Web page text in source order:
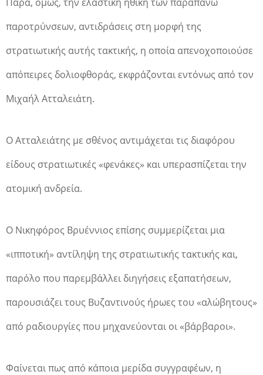
παροτρύνσεων, αντιδράσεις στη μορφή της
στρατιωτικής αυτής τακτικής, η οποία απενοχοποιούσε
απόπειρες δολιοφθοράς, εκφράζονται εντόνως από τον
Μιχαήλ Ατταλειάτη.
Ο Ατταλειάτης με σθένος αντιμάχεται τις διαφόρου
είδους στρατιωτικές «φενάκες» και υπερασπίζεται την
ατομική ανδρεία.
O Nικηφόρος Βρυέννιος επίσης συμμερίζεται μια
«ιπποτική» αντίληψη της στρατιωτικής τακτικής και,
παρόλο που παρεμβάλλει διηγήσεις εξαπατήσεων,
παρουσιάζει τους Βυζαντινούς ήρωες του «αλώβητους»
από ραδιουργίες που μηχανεύονται οι «βάρβαροι».
Φαίνεται πως από κάποια μερίδα συγγραφέων, η